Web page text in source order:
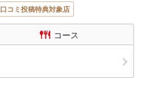
口コミ投稿特典対象店
コース